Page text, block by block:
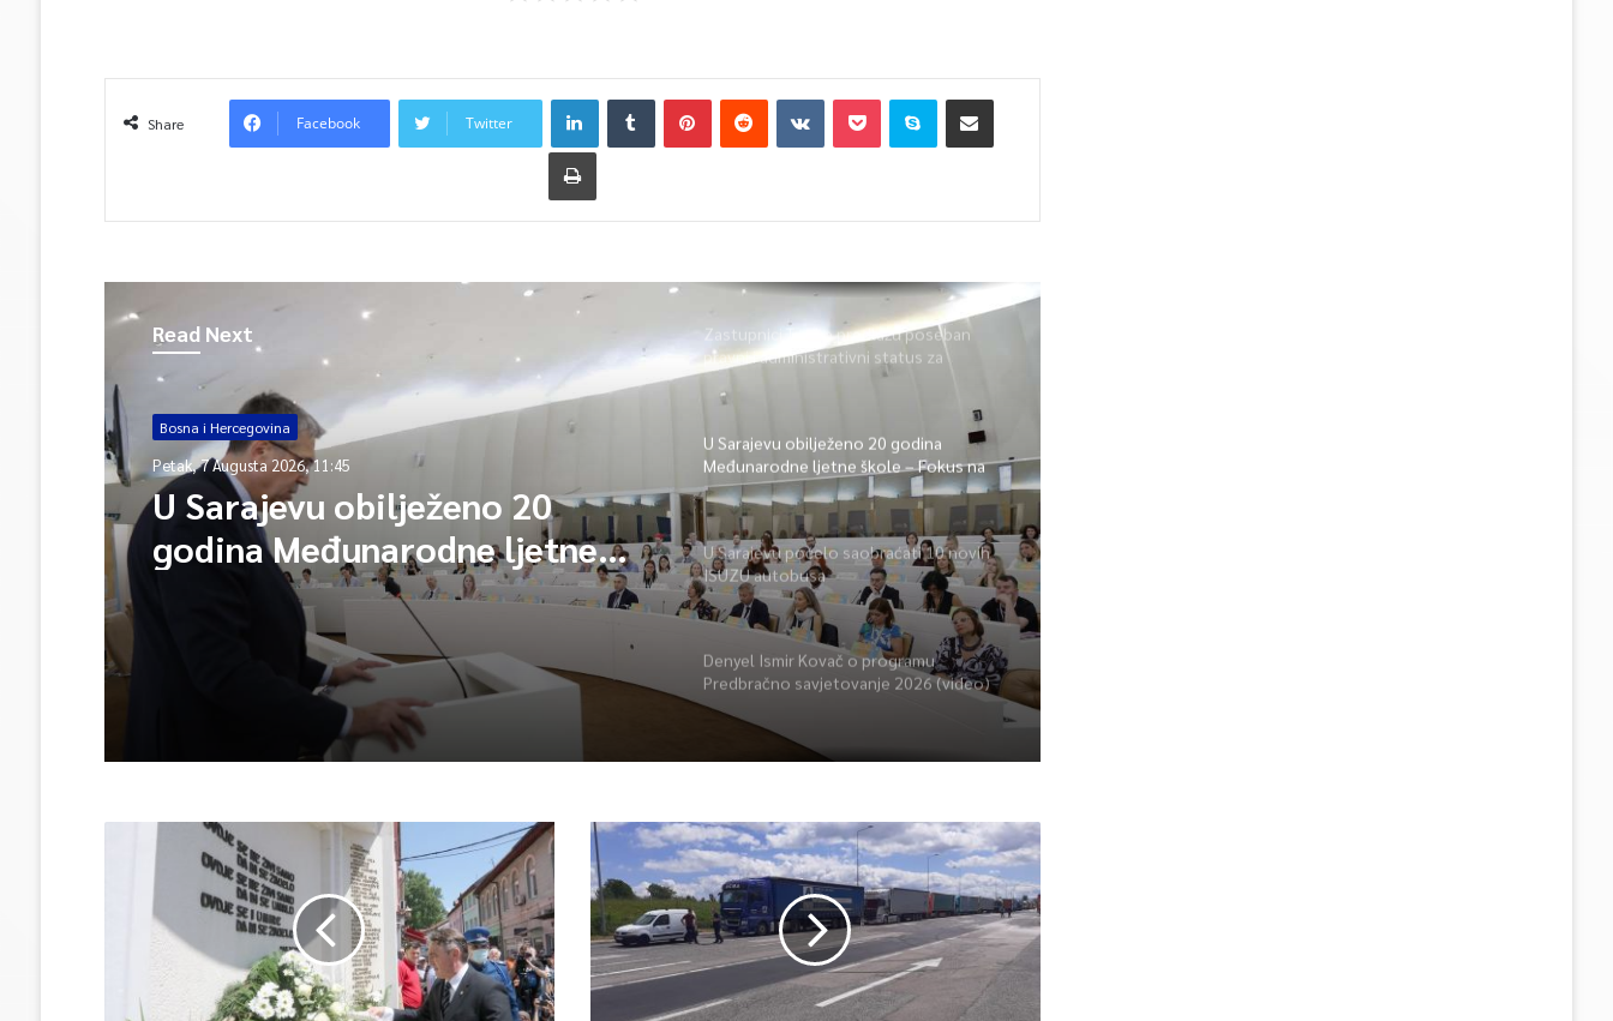
Share Facebook Twitter
Read Next
Bosna i Hercegovina
Petak, 7 Augusta 2026, 11:45
U Sarajevu obilježeno 20
godina Međunarodne ljetne
škole – Fokus na izazovima
međunarodne pravde
Zastupnici Trojke predlažu poseban
pravni i administrativni status za
Memorijalni centar Srebrenica
U Sarajevu obilježeno 20 godina
Međunarodne ljetne škole – Fokus na
izazovima međunarodne pravde
U Sarajevu počelo saobraćati 10 novih
ISUZU autobusa
Denyel Ismir Kovač o programu
Predbračno savjetovanje 2026 (video)